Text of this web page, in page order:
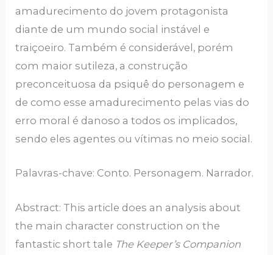
amadurecimento do jovem protagonista
diante de um mundo social instável e
traiçoeiro. Também é considerável, porém
com maior sutileza, a construção
preconceituosa da psiquê do personagem e
de como esse amadurecimento pelas vias do
erro moral é danoso a todos os implicados,
sendo eles agentes ou vítimas no meio social.
Palavras-chave: Conto. Personagem. Narrador.
Abstract: This article does an analysis about
the main character construction on the
fantastic short tale The Keeper’s Companion